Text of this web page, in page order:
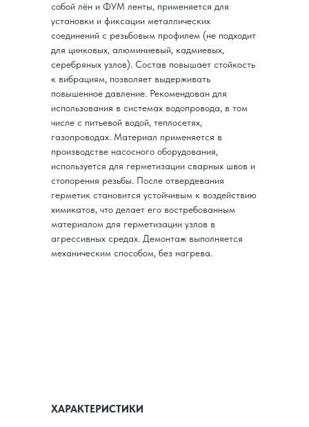
ХАРАКТЕРИСТИКИ
собой лён и ФУМ ленты, применяется для
установки и фиксации металлических
соединений с резьбовым профилем (не подходит
для цинковых, алюминиевый, кадмиевых,
серебряных узлов). Состав повышает стойкость
к вибрациям, позволяет выдерживать
повышенное давление. Рекомендован для
использования в системах водопровода, в том
числе с питьевой водой, теплосетях,
газопроводах. Материал применяется в
производстве насосного оборудования,
используется для герметизации сварных швов и
стопорения резьбы. После отвердевания
герметик становится устойчивым к воздействию
химикатов, что делает его востребованным
материалом для герметизации узлов в
агрессивных средах. Демонтаж выполняется
механическим способом, без нагрева.